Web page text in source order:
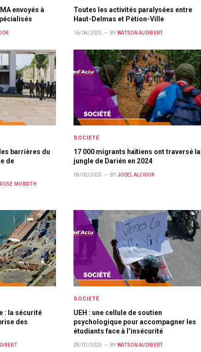
envoyés à
Toutes les activités paralysées entre
Haut-Delmas et Pétion-Ville
16/04/2025 BY WATSON AUDIBERT
barrières du
de
MURDITH
SOCIETÉ
17 000 migrants haïtiens ont traversé la
jungle de Darién en 2024
09/02/2025 BY JODEL ALCIDOR
: la sécurité
des
SOCIETÉ
UEH : une cellule de soutien
psychologique pour accompagner les
étudiants face à l’insécurité
09/01/2025 BY WATSON AUDIBERT